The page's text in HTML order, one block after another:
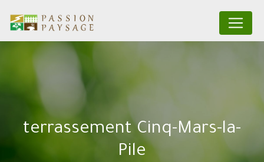
terrassement Cinq-Mars-la-
Pile